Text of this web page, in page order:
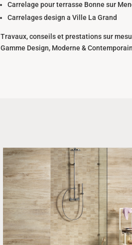
Carrelage pour terrasse Bonne sur
Carrelages design a Ville La Grand
Travaux, conseils et prestations sur
Gamme Design, Moderne &